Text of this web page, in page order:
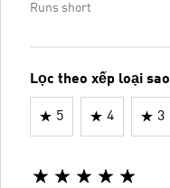
Runs short
Lọc theo xếp loại sao
5 4 3